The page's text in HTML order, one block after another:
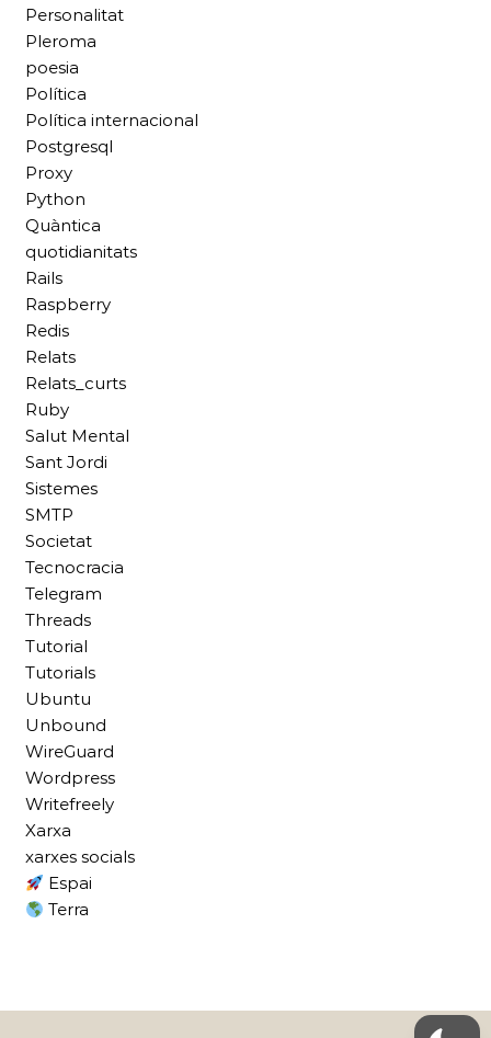
Personalitat
Pleroma
poesia
Política
Política internacional
Postgresql
Proxy
Python
Quàntica
quotidianitats
Rails
Raspberry
Redis
Relats
Relats_curts
Ruby
Salut Mental
Sant Jordi
Sistemes
SMTP
Societat
Tecnocracia
Telegram
Threads
Tutorial
Tutorials
Ubuntu
Unbound
WireGuard
Wordpress
Writefreely
Xarxa
xarxes socials
Espai
Terra